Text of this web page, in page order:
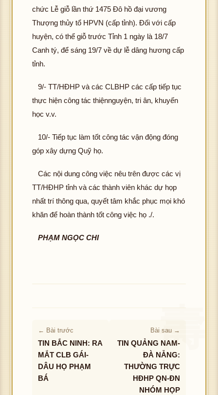
chức Lễ giỗ lần thứ 1475 Đô hồ đại vương
Thượng thủy tổ HPVN (cấp tỉnh). Đối với cấp
huyện, có thể giỗ trước Tỉnh 1 ngày là 18/7
Canh tý, để sáng 19/7 về dự lễ dâng hương cấp
tỉnh.
9/- TT/HĐHP và các CLBHP các cấp tiếp tục
thực hiện công tác thiệnnguyện, tri ân, khuyến
học v.v.
10/- Tiếp tục làm tốt công tác vận động đóng
góp xây dựng Quỹ họ.
Các nội dung công việc nêu trên được các vị
TT/HĐHP tỉnh và các thành viên khác dự họp
nhất trí thông qua, quyết tâm khắc phục mọi khó
khăn để hoàn thành tốt công việc họ ./.
PHẠM NGỌC CHI
← Bài trước
TIN BẮC NINH: RA
MẮT CLB GÁI-
DÂU HỌ PHẠM
BÁ
Bài sau →
TIN QUẢNG NAM-
ĐÀ NẴNG:
THƯỜNG TRỰC
HĐHP QN-ĐN
NHÓM HỌP